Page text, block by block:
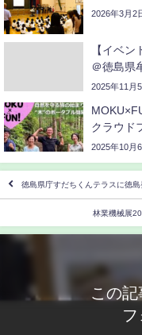
2026年3月2
【イベ
＠徳島県
2025年11月
クラウド
2025年10月
徳島県庁すだちくんテラスに徳
林業機械展
この
フ